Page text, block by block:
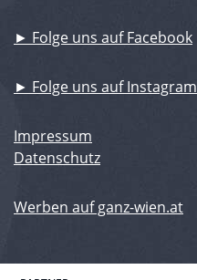
► Folge uns auf Facebook
► Folge uns auf Instagram
Impressum
Datenschutz
Werben auf ganz-wien.at